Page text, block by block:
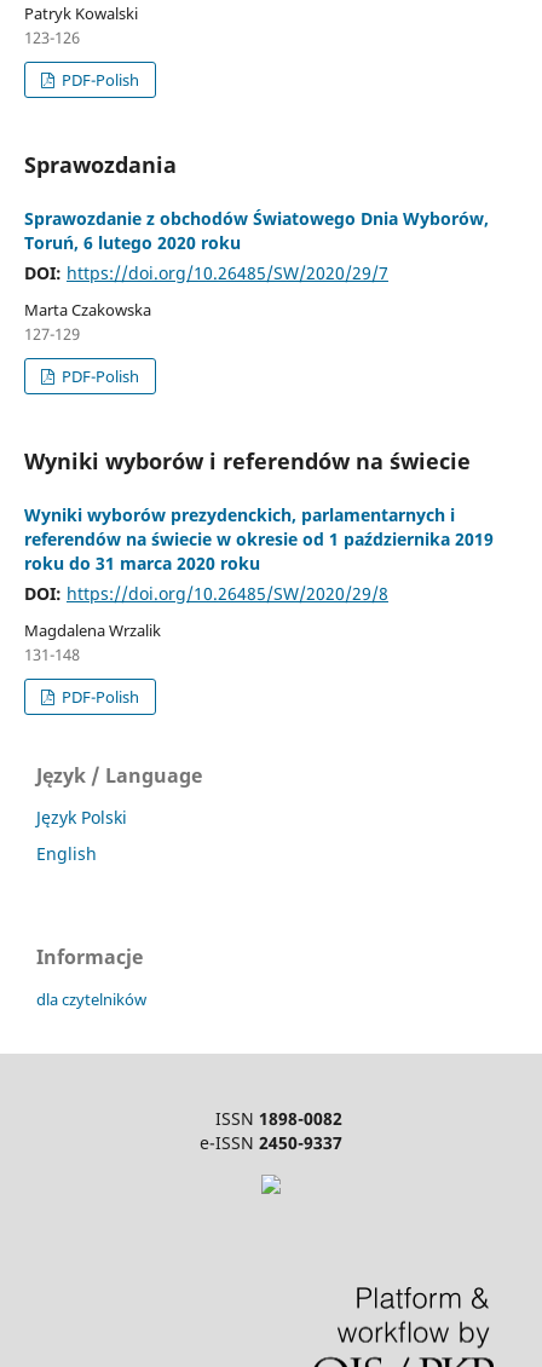
Patryk Kowalski
123-126
PDF-Polish
Sprawozdania
Sprawozdanie z obchodów Światowego Dnia Wyborów,
Toruń, 6 lutego 2020 roku
DOI: https://doi.org/10.26485/SW/2020/29/7
Marta Czakowska
127-129
PDF-Polish
Wyniki wyborów i referendów na świecie
Wyniki wyborów prezydenckich, parlamentarnych i
referendów na świecie w okresie od 1 października 2019
roku do 31 marca 2020 roku
DOI: https://doi.org/10.26485/SW/2020/29/8
Magdalena Wrzalik
131-148
PDF-Polish
Język / Language
Język Polski
English
Informacje
dla czytelników
ISSN 1898-0082
e-ISSN 2450-9337